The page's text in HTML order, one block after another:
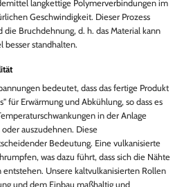
langkettige Polymerverbindungen im
Geschwindigkeit. Dieser Prozess
Bruchdehnung, d. h. das Material kann
besser standhalten.
bedeutet, dass das fertige Produkt
für Erwärmung und Abkühlung, so dass es
in der Anlage
auszudehnen. Diese
Bedeutung. Eine vulkanisierte
was dazu führt, dass sich die Nähte
Unsere kaltvulkanisierten Rollen
und dem Einbau maßhaltig und